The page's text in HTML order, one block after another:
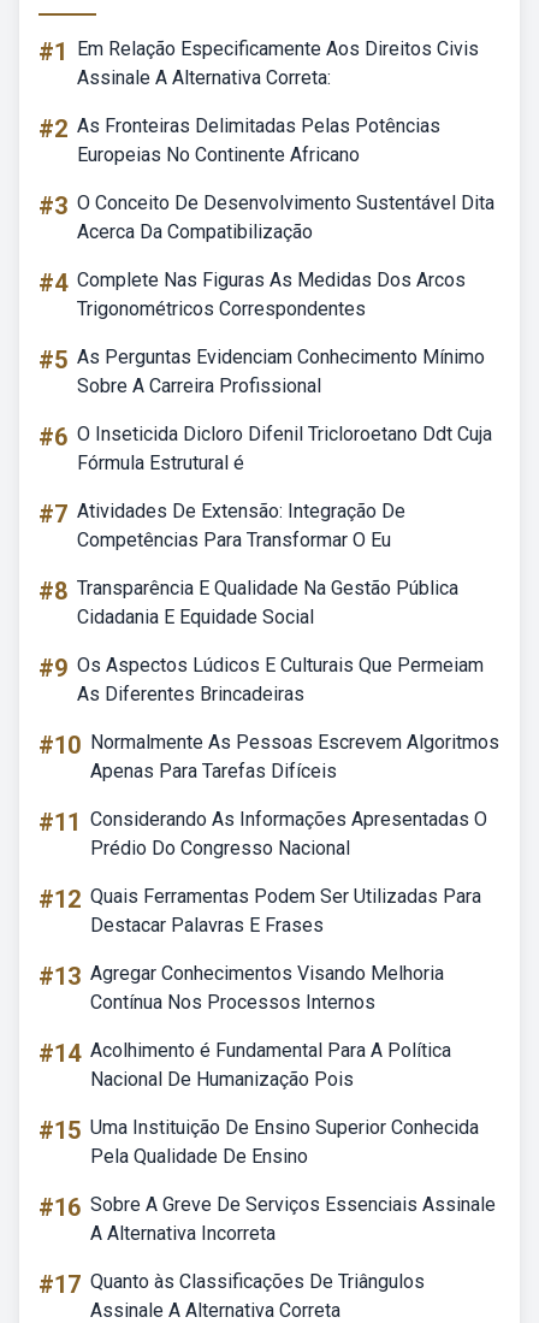
#1
Em Relação Especificamente Aos Direitos Civis
Assinale A Alternativa Correta:
#2 As Fronteiras Delimitadas Pelas Potências
Europeias No Continente Africano
#3 O Conceito De Desenvolvimento Sustentável Dita
Acerca Da Compatibilização
#4 Complete Nas Figuras As Medidas Dos Arcos
Trigonométricos Correspondentes
#5 As Perguntas Evidenciam Conhecimento Mínimo
Sobre A Carreira Profissional
#6 O Inseticida Dicloro Difenil Tricloroetano Ddt Cuja
Fórmula Estrutural é
#7 Atividades De Extensão: Integração De
Competências Para Transformar O Eu
#8 Transparência E Qualidade Na Gestão Pública
Cidadania E Equidade Social
#9 Os Aspectos Lúdicos E Culturais Que Permeiam
As Diferentes Brincadeiras
#10 Normalmente As Pessoas Escrevem Algoritmos
Apenas Para Tarefas Difíceis
#11 Considerando As Informações Apresentadas O
Prédio Do Congresso Nacional
#12 Quais Ferramentas Podem Ser Utilizadas Para
Destacar Palavras E Frases
#13 Agregar Conhecimentos Visando Melhoria
Contínua Nos Processos Internos
#14 Acolhimento é Fundamental Para A Política
Nacional De Humanização Pois
#15 Uma Instituição De Ensino Superior Conhecida
Pela Qualidade De Ensino
#16 Sobre A Greve De Serviços Essenciais Assinale
A Alternativa Incorreta
#17 Quanto às Classificações De Triângulos
Assinale A Alternativa Correta